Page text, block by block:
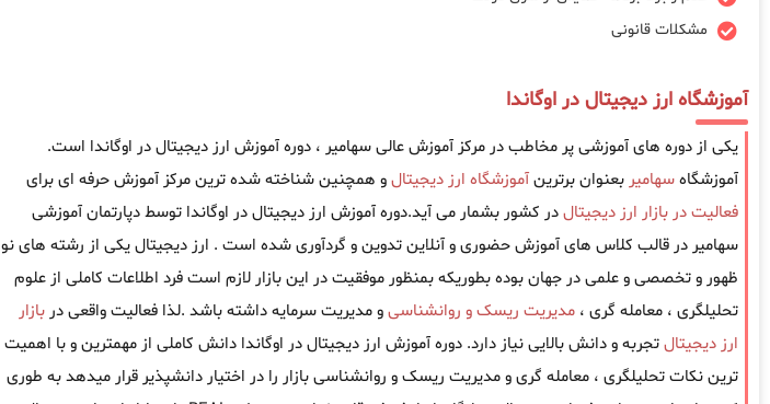
مشکلات قانونی
آموزشگاه ارز دیجیتال در اوگاندا
یکی از دوره های آموزشی پر مخاطب در مرکز آموزش عالی سهامیر ، دوره آموزش ارز دیجیتال در اوگاندا است.
آموزشگاهسهامیر بعنوان برترینآموزشگاه ارز دیجیتالو همچنین شناخته شده ترین مرکز آموزش حرفه ای برای
فعالیت در بازار ارز دیجیتالدر کشور بشمار می آید.دوره آموزش ارز دیجیتال در اوگاندا توسط دپارتمان آموزشی
سهامیر در قالب کلاس های آموزش حضوری و آنلاین تدوین و گردآوری شده است . ارز دیجیتال یکی از رشته های نو
ظهور و تخصصی و علمی در جهان بوده بطوریکه بمنظور موفقیت در این بازار لازم است فرد اطلاعات کاملی از علوم
تحلیلگری ، معامله گری ، مدیریت ریسک و روانشناسیو مدیریت سرمایه داشته باشد .لذا فعالیت واقعی در بازار
ارز دیجیتالتجربه و دانش بالایی نیاز دارد. دوره آموزش ارز دیجیتال در اوگاندا دانش کاملی از مهمترین و با اهمیت
ترین نکات تحلیلگری ، معامله گری و مدیریت ریسک و روانشناسی بازار را در اختیار دانشپذیر قرار میدهد به طوری